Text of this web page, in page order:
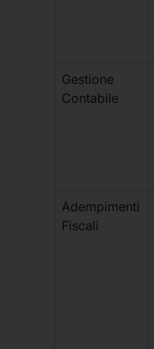
Gestione
Contabile
Adempimenti
Fiscali